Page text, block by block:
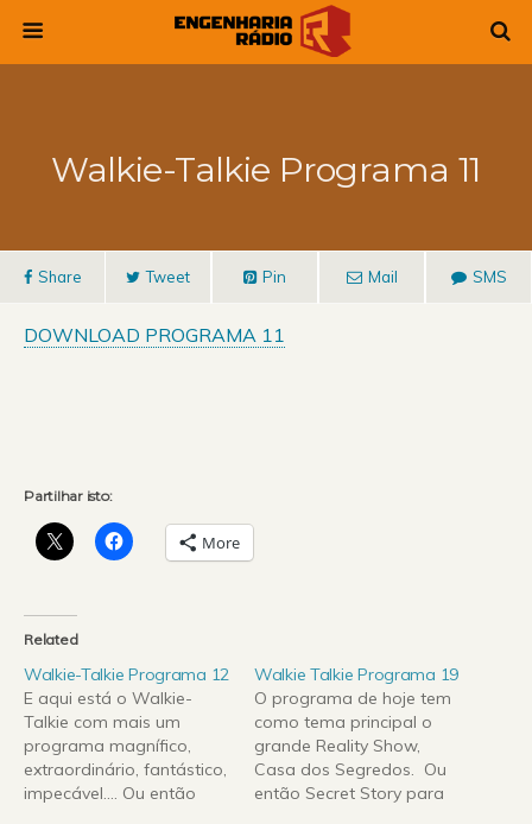
Walkie-Talkie Programa 11
Share Tweet Pin Mail SMS
DOWNLOAD PROGRAMA 11
Partilhar isto:
More
Related
Walkie-Talkie Programa 12
E aqui está o Walkie-
Talkie com mais um
programa magnífico,
extraordinário, fantástico,
impecável.... Ou então
Walkie Talkie Programa 19
O programa de hoje tem
como tema principal o
grande Reality Show,
Casa dos Segredos. Ou
então Secret Story para